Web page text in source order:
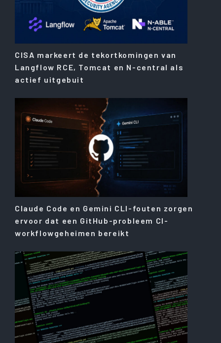
CISA markeert de tekortkomingen van
Langflow RCE, Tomcat en N-central als
actief uitgebuit
Claude Code en Gemini CLI-fouten zorgen
ervoor dat een GitHub-probleem CI-
workflowgeheimen bereikt